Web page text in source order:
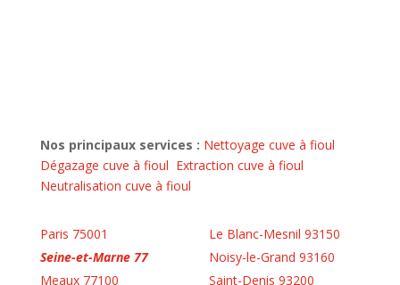
Nos principaux services : Nettoyage cuve à fioul
Dégazage cuve à fioul Extraction cuve à fioul
Neutralisation cuve à fioul
Paris 75001
Seine-et-Marne 77
Meaux 77100
Le Blanc-Mesnil 93150
Noisy-le-Grand 93160
Saint-Denis 93200